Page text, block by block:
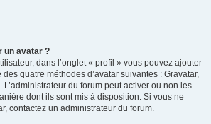
un avatar ?
dans l’onglet « profil » vous pouvez ajouter
quatre méthodes d’avatar suivantes : Gravatar,
du forum peut activer ou non les
dont ils sont mis à disposition. Si vous ne
contactez un administrateur du forum.